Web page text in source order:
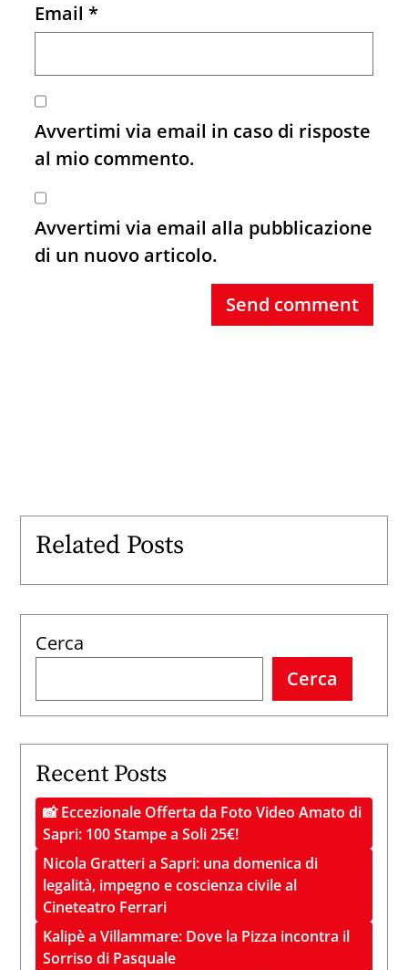
Email*
Avvertimi via email in caso di risposte
al mio commento.
Avvertimi via email alla pubblicazione
di un nuovo articolo.
Send comment
Related Posts
Cerca
Cerca
Recent Posts
📸 Eccezionale Offerta da Foto Video Amato di
Sapri: 100 Stampe a Soli 25€!
Nicola Gratteri a Sapri: una domenica di
legalità, impegno e coscienza civile al
Cineteatro Ferrari
Kalipè a Villammare: Dove la Pizza incontra il
Sorriso di Pasquale